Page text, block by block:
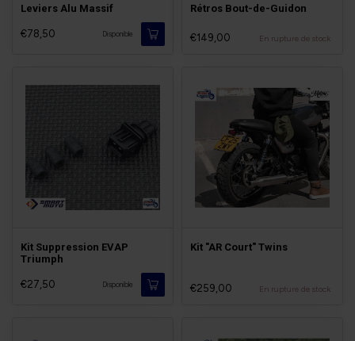
Leviers Alu Massif
€78,50 Disponible
Rétros Bout-de-Guidon
€149,00 En rupture de stock
Kit Suppression EVAP
Triumph
€27,50 Disponible
Kit "AR Court" Twins
€259,00 En rupture de stock